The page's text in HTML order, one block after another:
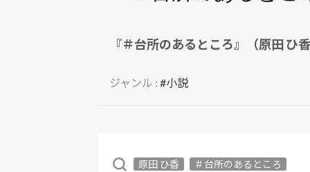
『＃台所のあるところ』（原田 ひ
ジャンル : #小説
原田 ひ香 ＃台所のあるところ